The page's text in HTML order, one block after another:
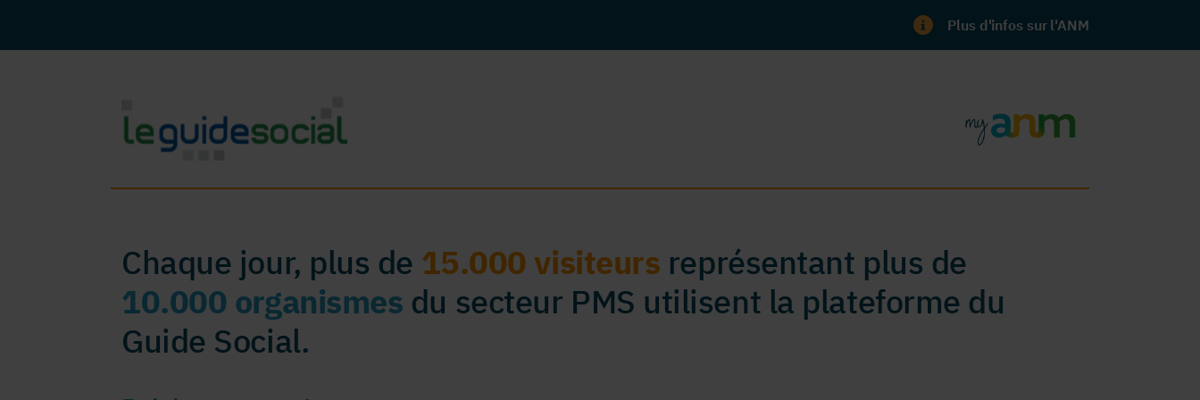
Plus d'infos sur l'ANM
Chaque jour, plus de 15.000 visiteurs représentant plus de
10.000 organismes du secteur PMS utilisent la plateforme du
Guide Social.